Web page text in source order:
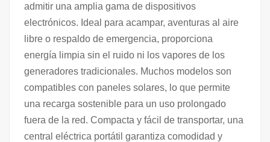
admitir una amplia gama de dispositivos
electrónicos. Ideal para acampar, aventuras al aire
libre o respaldo de emergencia, proporciona
energía limpia sin el ruido ni los vapores de los
generadores tradicionales. Muchos modelos son
compatibles con paneles solares, lo que permite
una recarga sostenible para un uso prolongado
fuera de la red. Compacta y fácil de transportar, una
central eléctrica portátil garantiza comodidad y